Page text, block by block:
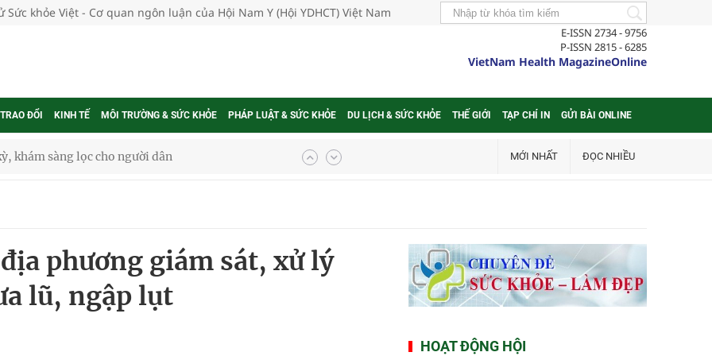
Sức khỏe Việt - Cơ quan ngôn luận của Hội Nam Y (Hội YDHCT) Việt Nam
E-ISSN 2734 - 9756
P-ISSN 2815 - 6285
VietNam Health MagazineOnline
ĐỔI KINH TẾ MÔI TRƯỜNG & SỨC KHỎE PHÁP LUẬT & SỨC KHỎE DU LỊCH & SỨC KHỎE THẾ GIỚI TẠP CHÍ IN GỬI BÀI ONLINE
khám sàng lọc cho người dân
thực tế
MỚI NHẤT ĐỌC NHIỀU
phương giám sát, xử lý
lũ, ngập lụt
HOẠT ĐỘNG HỘI